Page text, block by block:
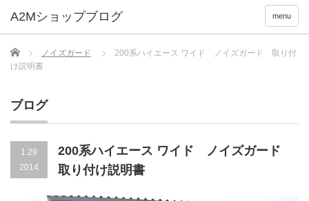
menu
Home ノイズガード
200系ハイエース ワイド ノイズガード 取り付
け説明書
ブログ
1.29
2014
200系ハイエース ワイド ノイズガード
取り付け説明書